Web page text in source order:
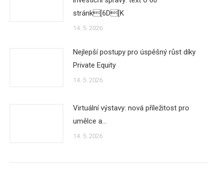
stránk[6D[K
14. 5. 2026
Nejlepší postupy pro úspěšný růst díky
Private Equity
14. 5. 2026
Virtuální výstavy: nová příležitost pro
umělce a…
14. 5. 2026